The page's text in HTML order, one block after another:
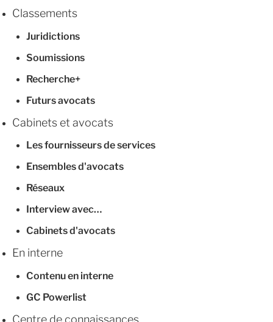
Classements
Juridictions
Soumissions
Recherche+
Futurs avocats
Cabinets et avocats
Les fournisseurs de services
Ensembles d'avocats
Réseaux
Interview avec…
Cabinets d'avocats
En interne
Contenu en interne
GC Powerlist
Centre de connaissances